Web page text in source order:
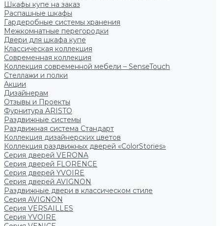
Шкафы купе на заказ
Распашные шкафы
Гардеробные системы хранения
Межкомнатные перегородки
Двери для шкафа купе
Классическая коллекция
Современная коллекция
Коллекция современной мебели – SenseTouch
Стеллажи и полки
Акции
Дизайнерам
Отзывы и Проекты
Фурнитура ARISTO
Раздвижные системы
Раздвижная система Стандарт
Коллекция дизайнерских цветов
Коллекция раздвижных дверей «ColorStories»
Серия дверей VERONA
Серия дверей FLORENCE
Серия дверей YVOIRE
Серия дверей AVIGNON
Раздвижные двери в классическом стиле
Серия AVIGNON
Серия VERSAILLES
Серия YVOIRE